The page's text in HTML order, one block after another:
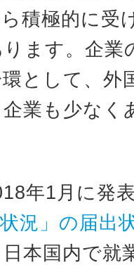
ら積極的に受
ます。企業
として、外
業も少なく
年1月に発
状況」の届出
本国内で就